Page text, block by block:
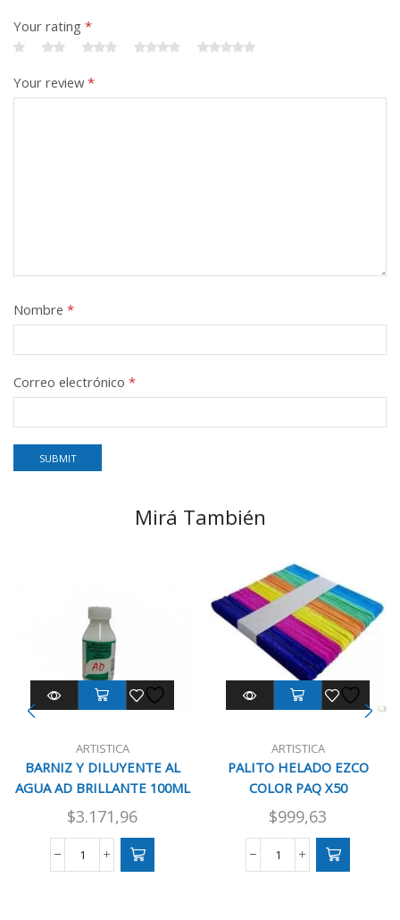
Your rating *
Your review*
Nombre *
Correo electrónico *
Mirá También
ARTISTICA
BARNIZ Y DILUYENTE AL
AGUA AD BRILLANTE 100ML
$3.171,96
BARNIZ
ARTISTICA
PALITO HELADO EZCO
COLOR PAQ X50
$999,63
PALITO